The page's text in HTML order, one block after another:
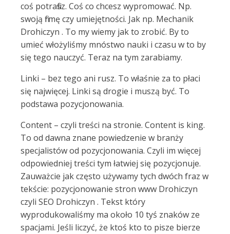
coś potrafisz. Coś co chcesz wypromować. Np.
swoją firmę czy umiejętności. Jak np. Mechanik
Drohiczyn . To my wiemy jak to zrobić. By to
umieć włożyliśmy mnóstwo nauki i czasu w to by
się tego nauczyć. Teraz na tym zarabiamy.
Linki – bez tego ani rusz. To właśnie za to płaci
się najwięcej. Linki są drogie i muszą być. To
podstawa pozycjonowania.
Content – czyli treści na stronie. Content is king.
To od dawna znane powiedzenie w branży
specjalistów od pozycjonowania. Czyli im więcej
odpowiedniej treści tym łatwiej się pozycjonuje.
Zauważcie jak często używamy tych dwóch fraz w
tekście: pozycjonowanie stron www Drohiczyn
czyli SEO Drohiczyn . Tekst który
wyprodukowaliśmy ma około 10 tyś znaków ze
spacjami. Jeśli liczyć, że ktoś kto to pisze bierze